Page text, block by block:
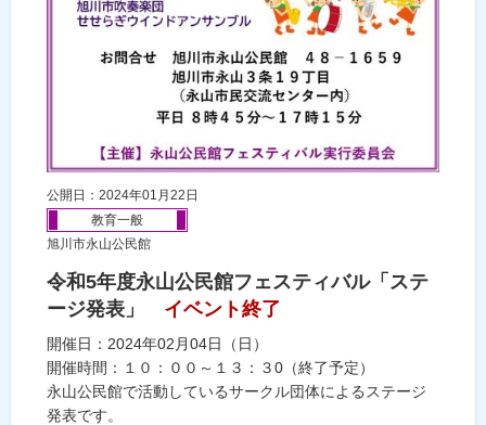
公開日：2024年01月22日
教育一般
旭川市永山公民館
令和5年度永山公民館フェスティバル「ステ
ージ発表」
イベント終了
開催日：2024年02月04日（日）
開催時間：１０：００～１３：３0（終了予定）
永山公民館で活動しているサークル団体によるステージ
発表です。